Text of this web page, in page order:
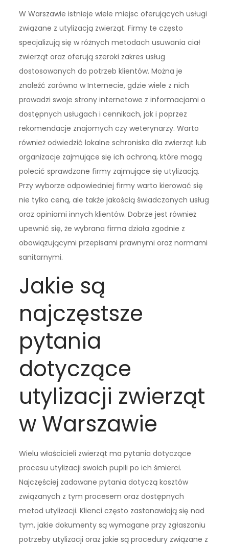
W Warszawie istnieje wiele miejsc oferujących usługi
związane z utylizacją zwierząt. Firmy te często
specjalizują się w różnych metodach usuwania ciał
zwierząt oraz oferują szeroki zakres usług
dostosowanych do potrzeb klientów. Można je
znaleźć zarówno w Internecie, gdzie wiele z nich
prowadzi swoje strony internetowe z informacjami o
dostępnych usługach i cennikach, jak i poprzez
rekomendacje znajomych czy weterynarzy. Warto
również odwiedzić lokalne schroniska dla zwierząt lub
organizacje zajmujące się ich ochroną, które mogą
polecić sprawdzone firmy zajmujące się utylizacją.
Przy wyborze odpowiedniej firmy warto kierować się
nie tylko ceną, ale także jakością świadczonych usług
oraz opiniami innych klientów. Dobrze jest również
upewnić się, że wybrana firma działa zgodnie z
obowiązującymi przepisami prawnymi oraz normami
sanitarnymi.
Jakie są
najczęstsze
pytania
dotyczące
utylizacji zwierząt
w Warszawie
Wielu właścicieli zwierząt ma pytania dotyczące
procesu utylizacji swoich pupili po ich śmierci.
Najczęściej zadawane pytania dotyczą kosztów
związanych z tym procesem oraz dostępnych
metod utylizacji. Klienci często zastanawiają się nad
tym, jakie dokumenty są wymagane przy zgłaszaniu
potrzeby utylizacji oraz jakie są procedury związane z